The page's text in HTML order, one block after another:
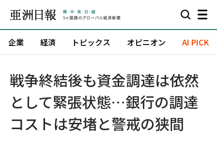
企業 経済 トピックス オピニオン AI PICK
戦争終結後も資金調達は依然
として緊張状態…銀行の調達
コストは安堵と警戒の狭間